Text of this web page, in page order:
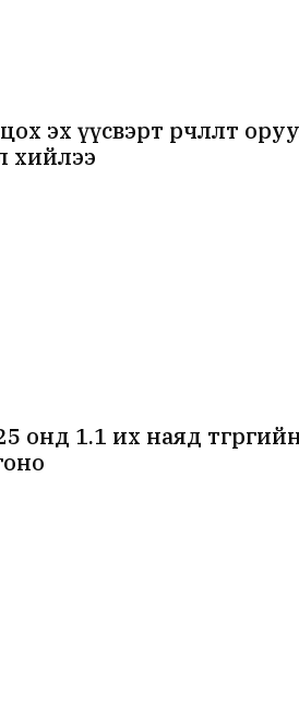
эх үүсвэрт өөрчлөлт
хийлээ
онд 1.1 их наяд